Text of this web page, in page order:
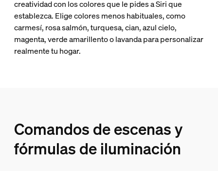
creatividad con los colores que le pides a Siri que
establezca. Elige colores menos habituales, como
carmesí, rosa salmón, turquesa, cian, azul cielo,
magenta, verde amarillento o lavanda para personalizar
realmente tu hogar.
Comandos de escenas y
fórmulas de iluminación